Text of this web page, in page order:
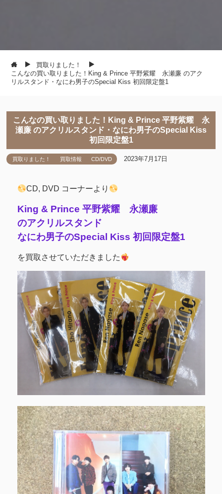
買取りました！
こんなの買い取りました！King & Prince 平野紫耀 永瀬廉 のアク
リルスタンド・なにわ男子のSpecial Kiss 初回限定盤1
こんなの買い取りました！King & Prince 平野紫耀 永
瀬廉 のアクリルスタンド・なにわ男子のSpecial Kiss
初回限定盤1
買取りました！ 買取情報 CD/DVD 2023年7月17日
CD, DVD コーナーより
King & Prince 平野紫耀 永瀬廉
のアクリルスタンド
なにわ男子のSpecial Kiss 初回限定盤1
を買取させていただきました